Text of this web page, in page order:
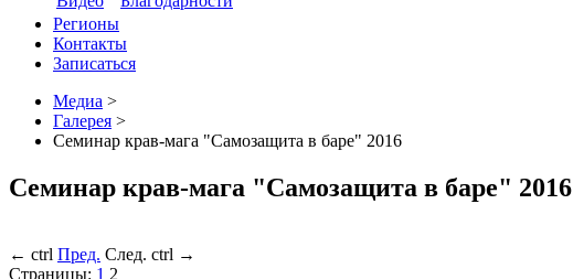
Регионы
Контакты
Записаться
Медиа >
Галерея >
Семинар крав-мага "Самозащита в баре" 2016
Семинар крав-мага "Самозащита в баре" 2016
← ctrl Пред. След. ctrl →
Страницы: 1 2